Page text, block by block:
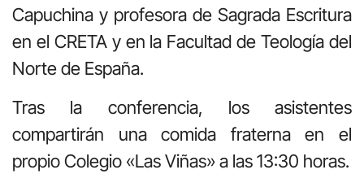
Capuchina y profesora de Sagrada Escritura
en el CRETAy en la Facultad de Teología del
Norte de España.
Tras la conferencia, los asistentes
compartirán una comida fraterna en el
propio Colegio «Las Viñas» a las 13:30 horas.